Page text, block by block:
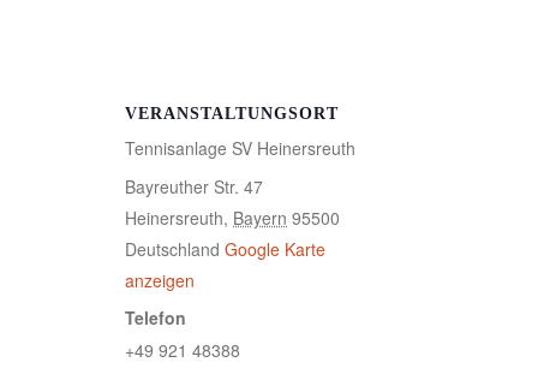
VERANSTALTUNGSORT
Tennisanlage SV Heinersreuth
Bayreuther Str. 47
Heinersreuth, Bayern 95500
Deutschland Google Karte
anzeigen
Telefon
+49 921 48388